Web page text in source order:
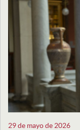
29 de mayo de 2026